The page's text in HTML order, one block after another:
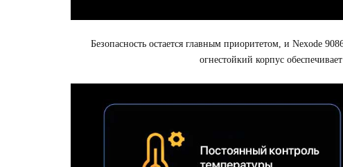
Безопасность остается главным приоритетом, и Nexode
огнестойкий корпус